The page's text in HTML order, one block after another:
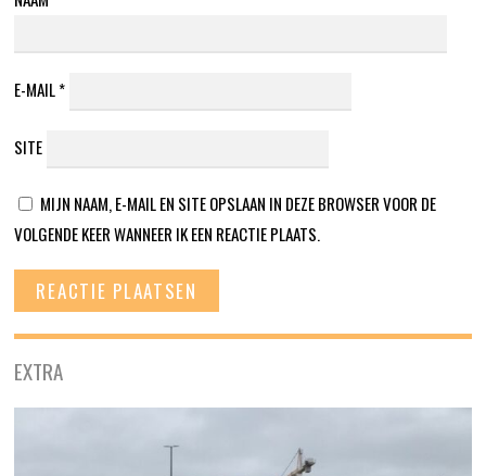
E-MAIL*
SITE
MIJN NAAM, E-MAIL EN SITE OPSLAAN IN DEZE BROWSER VOOR DE
VOLGENDE KEER WANNEER IK EEN REACTIE PLAATS.
EXTRA